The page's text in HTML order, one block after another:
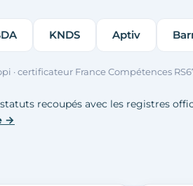
Aptiv Barry
certificateur France Compétences
recoupés avec les registres
→